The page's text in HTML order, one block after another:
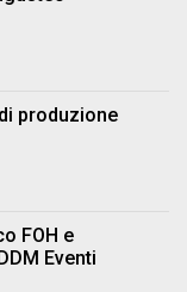
produzione
FOH e
Eventi